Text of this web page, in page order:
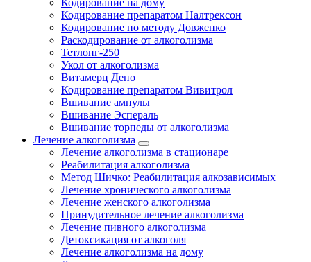
Кодирование на дому
Кодирование препаратом Налтрексон
Кодирование по методу Довженко
Раскодирование от алкоголизма
Тетлонг-250
Укол от алкоголизма
Витамерц Депо
Кодирование препаратом Вивитрол
Вшивание ампулы
Вшивание Эспераль
Вшивание торпеды от алкоголизма
Лечение алкоголизма
Лечение алкоголизма в стационаре
Реабилитация алкоголизма
Метод Шичко: Реабилитация алкозависимых
Лечение хронического алкоголизма
Лечение женского алкоголизма
Принудительное лечение алкоголизма
Лечение пивного алкоголизма
Детоксикация от алкоголя
Лечение алкоголизма на дому